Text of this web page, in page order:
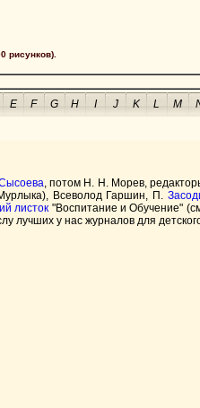
рисунков).
E F G H I J K L M
, потом Н. Н. Морев,
Всеволод Гаршин, П.
листок "Воспитание и Обучение"
лучших у нас журналов для